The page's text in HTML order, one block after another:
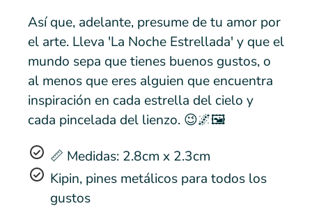
Así que, adelante, presume de tu amor por
el arte. Lleva 'La Noche Estrellada' y que el
mundo sepa que tienes buenos gustos, o
al menos que eres alguien que encuentra
inspiración en cada estrella del cielo y
cada pincelada del lienzo. 😉🌌🖼️
📏 Medidas: 2.8cm x 2.3cm
Kipin, pines metálicos para todos los
gustos